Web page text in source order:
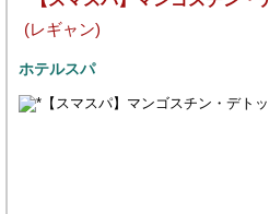
(レギャン)
ホテルスパ